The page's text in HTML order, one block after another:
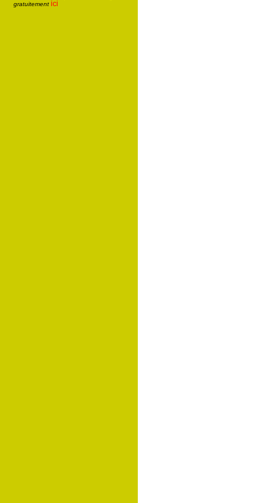
gratuitement ici